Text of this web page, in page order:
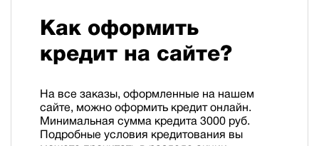
Как оформить
кредит на сайте?
На все заказы, оформленные на нашем
сайте, можно оформить кредит онлайн.
Минимальная сумма кредита 3000 руб.
Подробные условия кредитования вы